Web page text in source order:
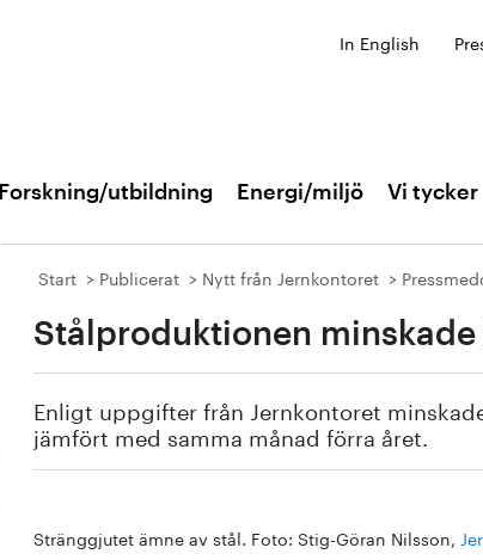
In English
Forskning/utbildning Energi/miljö Vi tycker
Start Publicerat Nytt från Jernkontoret
Stålproduktionen minskade
Enligt uppgifter från Jernkontoret
jämfört med samma månad förra året.
Stränggjutet ämne av stål. Foto: Stig-Göran Nilsson,